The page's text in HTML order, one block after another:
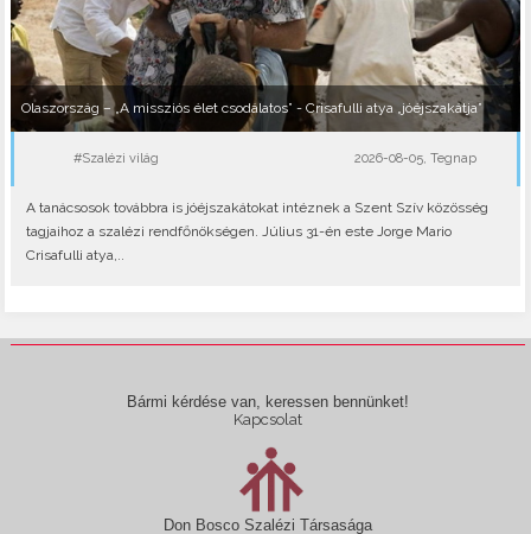
Olaszország – „A missziós élet csodálatos” - Crisafulli atya „jóéjszakátja”
#Szalézi világ 2026-08-05, Tegnap
A tanácsosok továbbra is jóéjszakátokat intéznek a Szent Szív közösség
tagjaihoz a szalézi rendfőnökségen. Július 31-én este Jorge Mario
Crisafulli atya,..
Bármi kérdése van, keressen bennünket!
Kapcsolat
Don Bosco Szalézi Társasága